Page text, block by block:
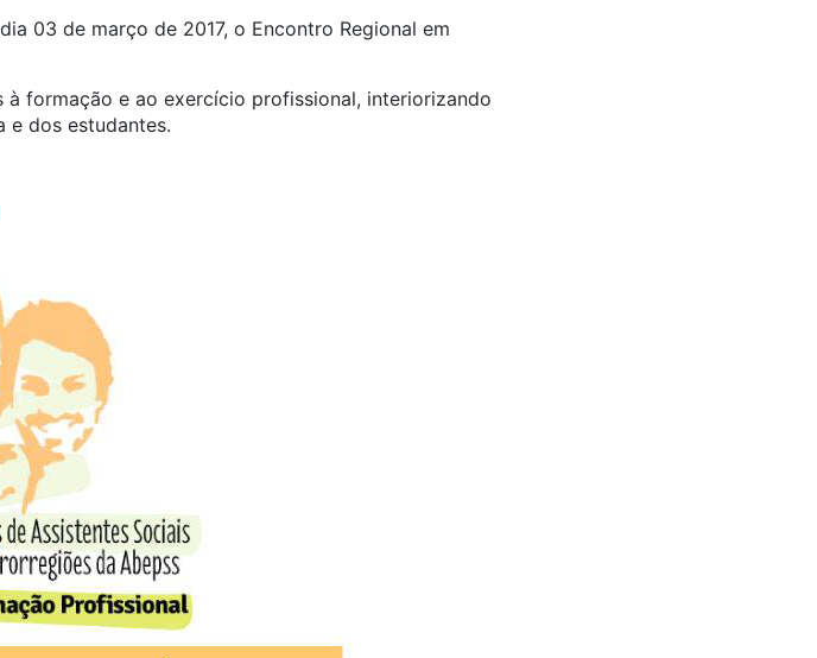
03 de março de 2017, o Encontro Regional em
formação e ao exercício profissional, interiorizando
e dos estudantes.